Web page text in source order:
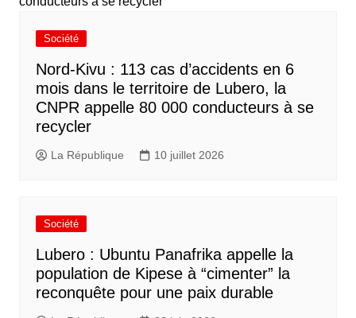
Société
Nord-Kivu : 113 cas d’accidents en 6
mois dans le territoire de Lubero, la
CNPR appelle 80 000 conducteurs à se
recycler
La République 10 juillet 2026
Société
Lubero : Ubuntu Panafrika appelle la
population de Kipese à “cimenter” la
reconquête pour une paix durable